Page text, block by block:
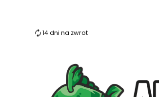
14 dni na zwrot